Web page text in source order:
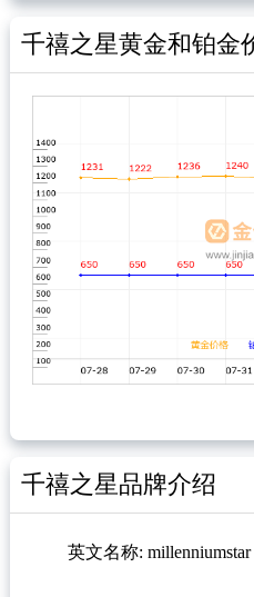
千禧之星黄金和铂金
千禧之星品牌介绍
英文名称: millenniumstar